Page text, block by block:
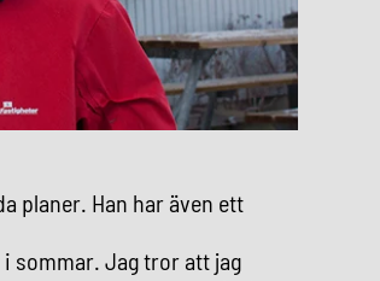
planer. Han har även ett
i sommar. Jag tror att jag